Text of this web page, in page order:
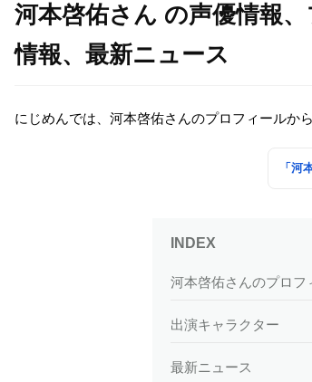
河本啓佑さん の声優情報
情報、最新ニュース
にじめんでは、河本啓佑さんのプロフィールか
「河
河本啓佑さんのプロフ
出演キャラクター
最新ニュース